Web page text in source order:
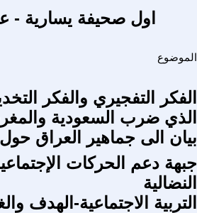
اول صحيفة يسارية -
الموضوع
الفكر التفجيري والفكر
الذي ضرب السعودية
بيان الى جماهير العراق حول
جبهة دعم الحركات
النضالية
التربية الاجتماعية-الهدف